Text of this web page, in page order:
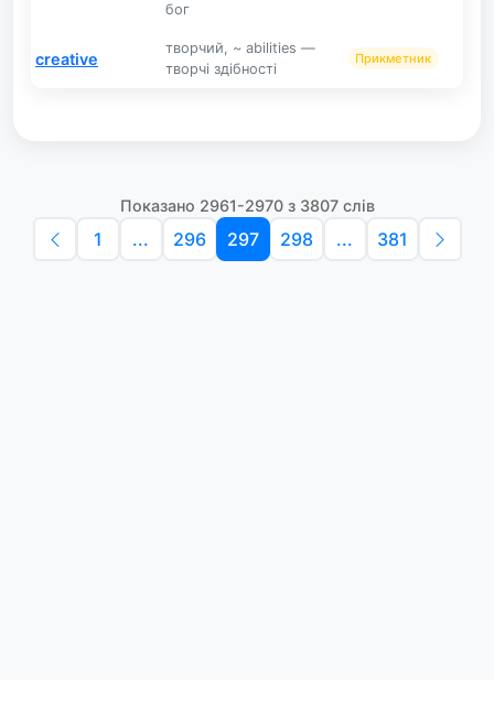
бог
creative
творчий, ~ abilities —
творчі здібності
Прикметник
Показано 2961-2970 з 3807 слів
1 ... 296 297 298 ... 381